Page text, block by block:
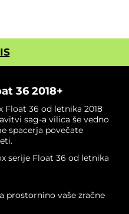
36 2018+
Float 36 od letnika 2018
sag-a vilica še vedno
spacerja povečate
serije Float 36 od letnika
prostornino vaše zračne